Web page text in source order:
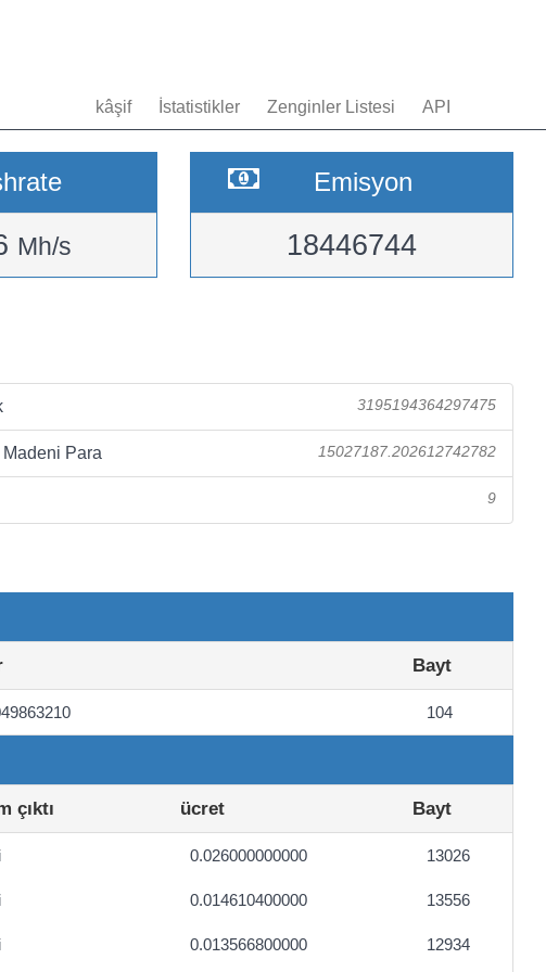
kâşif İstatistikler Zenginler Listesi API
Mh/s
Emisyon
18446744
3195194364297475
Para 15027187.202612742782
9
Bayt
104
çıktı ücret Bayt
0.026000000000 13026
0.014610400000 13556
0.013566800000 12934